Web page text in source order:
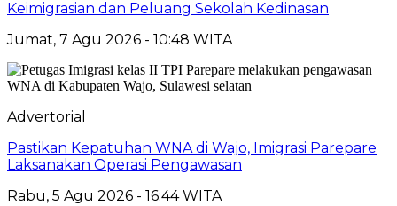
Keimigrasian dan Peluang Sekolah Kedinasan
Jumat, 7 Agu 2026 - 10:48 WITA
Advertorial
Pastikan Kepatuhan WNA di Wajo, Imigrasi Parepare
Laksanakan Operasi Pengawasan
Rabu, 5 Agu 2026 - 16:44 WITA